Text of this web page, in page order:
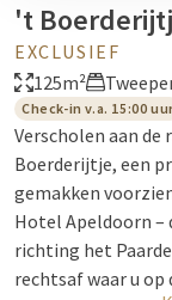
't
EXCLUSIEF
125m²
Check-in v.a. 15:00
Verscholen aan
Boerderijtje, een
gemakken
Hotel Apeldoorn –
richting het
rechtsaf waar u